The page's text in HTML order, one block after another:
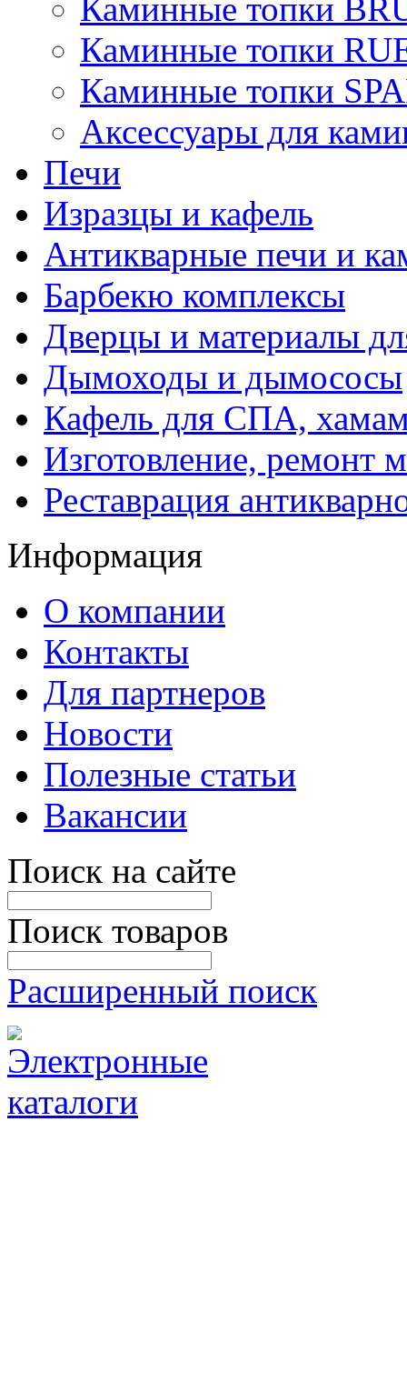
Каминные топки
Каминные топки
Каминные топки
Аксессуары для
Печи
Изразцы и кафель
Антикварные печи и
Барбекю комплексы
Дверцы и материалы
Дымоходы и дымососы
Кафель для СПА,
Изготовление, ремонт
Реставрация
Информация
О компании
Контакты
Для партнеров
Новости
Полезные статьи
Вакансии
Поиск на сайте
Поиск товаров
Расширенный поиск